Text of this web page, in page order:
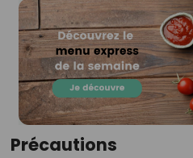
Précautions